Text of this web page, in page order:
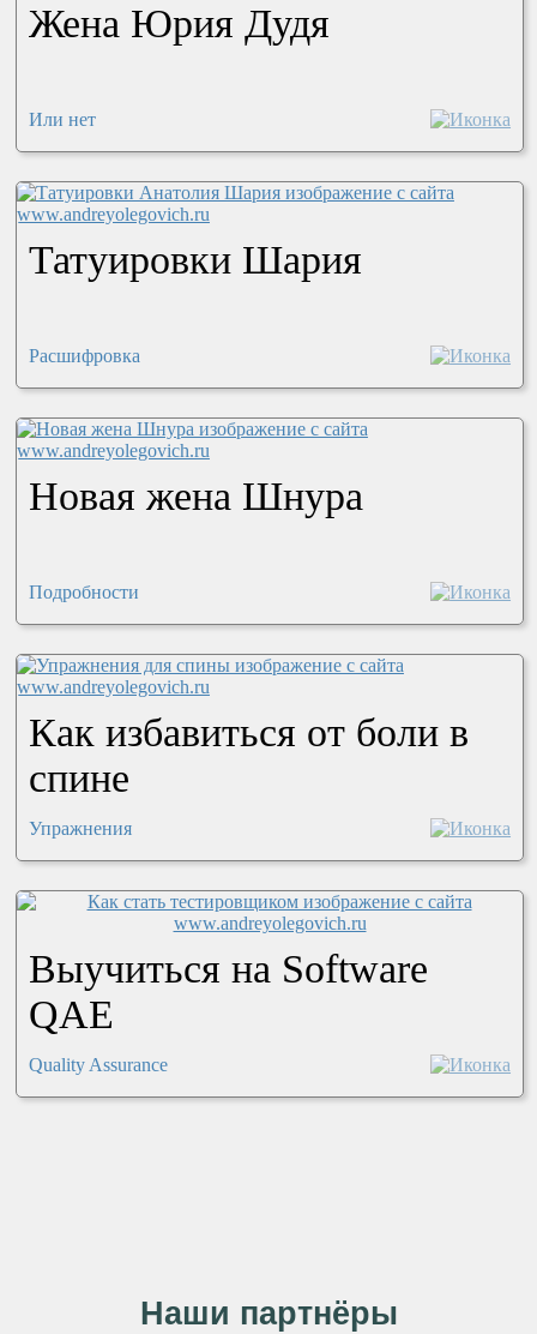
Жена Юрия Дудя
Или нет
Татуировки Шария
Расшифровка
Новая жена Шнура
Подробности
Как избавиться от боли в
спине
Упражнения
Выучиться на Software
QAE
Quality Assurance
Наши партнёры